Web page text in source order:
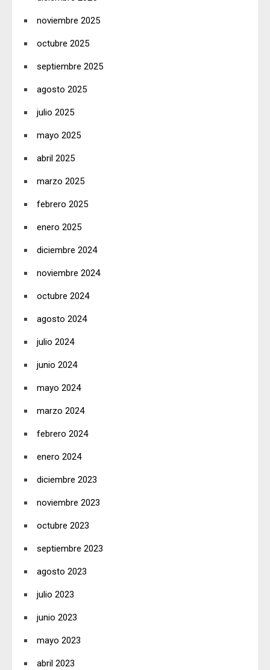
noviembre 2025
octubre 2025
septiembre 2025
agosto 2025
julio 2025
mayo 2025
abril 2025
marzo 2025
febrero 2025
enero 2025
diciembre 2024
noviembre 2024
octubre 2024
agosto 2024
julio 2024
junio 2024
mayo 2024
marzo 2024
febrero 2024
enero 2024
diciembre 2023
noviembre 2023
octubre 2023
septiembre 2023
agosto 2023
julio 2023
junio 2023
mayo 2023
abril 2023